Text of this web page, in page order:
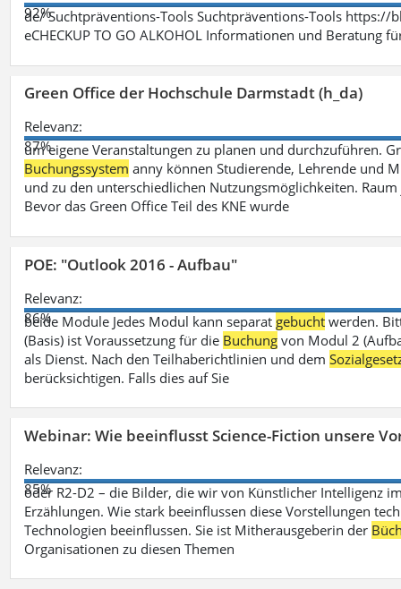
92%
de/ Suchtpräventions-Tools Suchtpräventions-Tools
eCHECKUP TO GO ALKOHOL Informationen und Beratung
Green Office der Hochschule Darmstadt (h_da)
Relevanz:
87%
um eigene Veranstaltungen zu planen und durchzuführen.
Buchungssystem anny können Studierende, Lehrende und
und zu den unterschiedlichen Nutzungsmöglichkeiten.
Bevor das Green Office Teil des KNE wurde
POE: "Outlook 2016 - Aufbau"
Relevanz:
86%
beide Module Jedes Modul kann separat gebucht werden.
(Basis) ist Voraussetzung für die Buchung von Modul 2
als Dienst. Nach den Teilhaberichtlinien und dem
berücksichtigen. Falls dies auf Sie
Webinar: Wie beeinflusst Science-Fiction unsere
Relevanz:
85%
oder R2-D2 – die Bilder, die wir von Künstlicher Intelligenz
Erzählungen. Wie stark beeinflussen diese Vorstellungen
Technologien beeinflussen. Sie ist Mitherausgeberin der
Organisationen zu diesen Themen